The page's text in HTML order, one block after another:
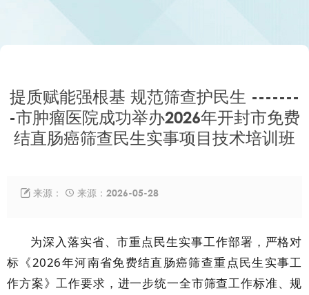
提质赋能强根基 规范筛查护民生 -------
-市肿瘤医院成功举办2026年开封市免费
结直肠癌筛查民生实事项目技术培训班
 来源：  来源：2026-05-28
为深入落实省、市重点民生实事工作部署，严格对
标《2026年河南省免费结直肠癌筛查重点民生实事工
作方案》工作要求，进一步统一全市筛查工作标准、规